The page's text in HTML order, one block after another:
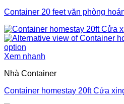
Container 20 feet văn phòng
Xem nhanh
Nhà Container
Container homestay 20ft Cửa